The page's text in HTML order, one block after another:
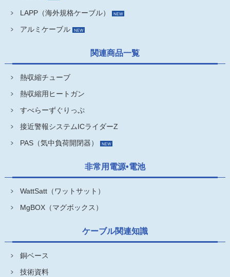
LAPP（海外規格ケーブル）
アルミケーブル
関連商品一覧
熱収縮チューブ
熱収縮用ヒートガン
すべらーずぐりっぷ
接近警報システムICライダーZ
PAS（気中負荷開閉器）
非常用電源•電池
WattSatt（ワットサット）
MgBOX（マグボックス）
ケーブル関連知識
銅ベース
技術資料